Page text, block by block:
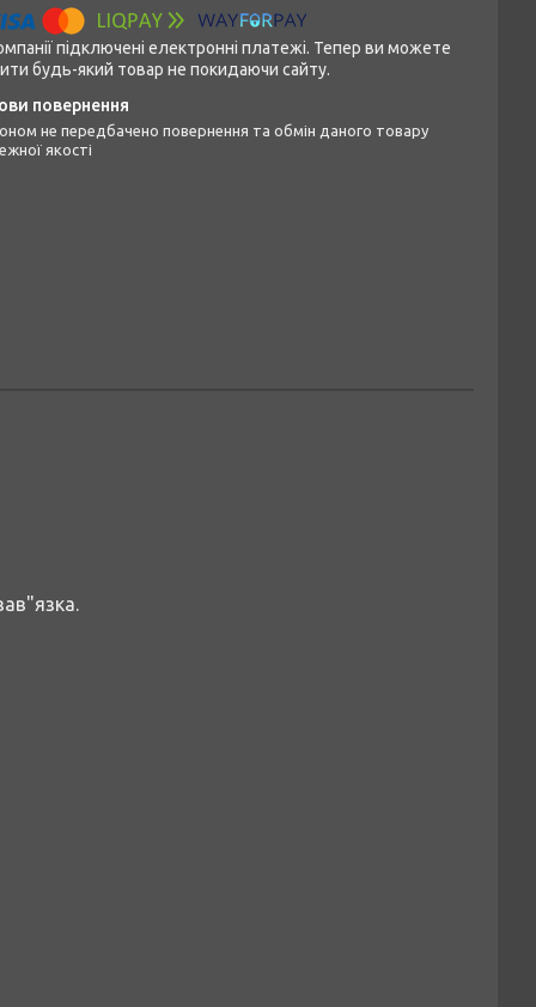
підключені електронні платежі. Тепер ви можете
будь-який товар не покидаючи сайту.
якості